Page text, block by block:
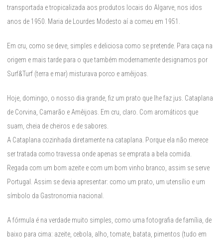
transportada e tropicalizada aos produtos locais do Algarve, nos idos
anos de 1950. Maria de Lourdes Modesto aí a comeu em 1951.
Em cru, como se deve, simples e deliciosa como se pretende. Para caça na
origem e mais tarde para o que também modernamente designamos por
Surf&Turf (terra e mar) misturava porco e amêijoas.
Hoje, domingo, o nosso dia grande, fiz um prato que lhe faz jus. Cataplana
de Corvina, Camarão e Amêijoas. Em cru, claro. Com aromáticos que
suam, cheia de cheiros e de sabores.
A Cataplana cozinhada diretamente na cataplana. Porque ela não merece
ser tratada como travessa onde apenas se emprata a bela comida.
Regada com um bom azeite e com um bom vinho branco, assim se serve
Portugal. Assim se devia apresentar: como um prato, um utensílio e um
símbolo da Gastronomia nacional.
A fórmula é na verdade muito simples, como uma fotografia de família, de
baixo para cima: azeite, cebola, alho, tomate, batata, pimentos (tudo em